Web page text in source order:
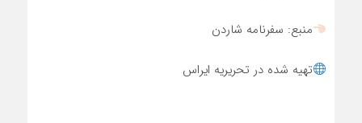
منبع: سفرنامه شاردن
تهیه شده در تحریریه ایراس